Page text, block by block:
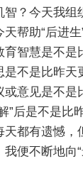
？今天我组
帮助“后进
育智慧是不是
是不是比昨天
或意见是不是
”后是不是
都有遗憾，
便不断地向